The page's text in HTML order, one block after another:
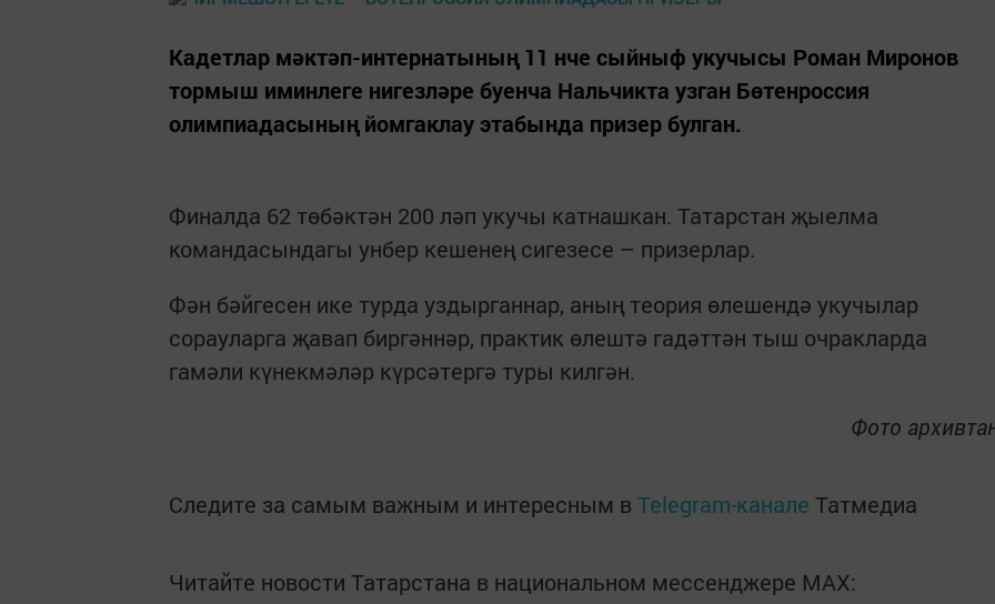
Кадетлар мәктәп-интернатының 11 нче сыйныф укучысы Роман Миронов
тормыш иминлеге нигезләре буенча Нальчикта узган Бөтенроссия
олимпиадасының йомгаклау этабында призер булган.
Финалда 62 төбәктән 200 ләп укучы катнашкан. Татарстан җыелма
командасындагы унбер кешенең сигезесе – призерлар.
Фән бәйгесен ике турда уздырганнар, аның теория өлешендә укучылар
сорауларга җавап биргәннәр, практик өлештә гадәттән тыш очракларда
гамәли күнекмәләр күрсәтергә туры килгән.
Фото
Следите за самым важным и интересным в Telegram-канале Татмедиа
Читайте новости Татарстана в национальном мессенджере MАХ: